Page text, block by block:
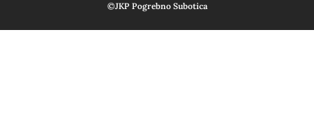
©JKP Pogrebno Subotica